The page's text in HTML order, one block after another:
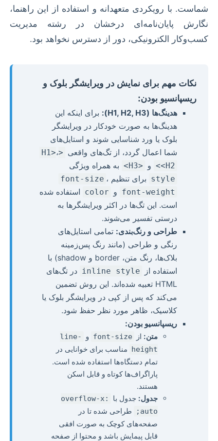
شماست. با رویکردی متعهدانه و استفاده از این راهنما،
نگارش پایان‌نامه‌ای درخشان در رشته مدیریت
کسب‌وکار الکترونیکی، دور از دسترس نخواهد بود.
نکات مهم برای نمایش در ویرایشگر بلوک و
ریسپانسیو بودن:
هدینگ‌ها (H1, H2, H3):
برای اینکه این
هدینگ‌ها به صورت خودکار در ویرایشگر
بلوک یا ورد شناسایی شوند و استایل‌های
شما اعمال گردد، از تگ‌های واقعی <H1>،
<H2> و <H3> به همراه ویژگی
style برای تنظیم font-size ،
font-weight و color استفاده شده
است. این تگ‌ها در اکثر ویرایشگرها به
درستی تفسیر می‌شوند.
طراحی و رنگ‌بندی: تمامی استایل‌های
رنگی و طراحی (مانند رنگ پس‌زمینه
بلاک‌ها، رنگ متن، border و shadow) با
استفاده از
inline style در تگ‌های
HTML تعبیه شده‌اند. این روش تضمین
می‌کند که پس از کپی در ویرایشگر بلوک یا
کلاسیک، ظاهر مورد نظر حفظ شود.
ریسپانسیو بودن:
متن: از font-size و
line-
height مناسب برای خوانایی در
تمام دستگاه‌ها استفاده شده است.
پاراگراف‌ها کوتاه و قابل اسکن
هستند.
جدول: جدول با
overflow-x:
auto;
طراحی شده تا در
صفحه‌های کوچک به صورت افقی
قابل پیمایش باشد و محتوا از صفحه